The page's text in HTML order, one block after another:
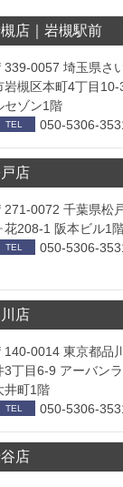
店｜岩槻駅前
339-0057 埼玉県さ
岩槻区本町4丁目10-
セゾン1階
TEL 050-5306-
店
271-0072 千葉県松
花208-1 阪本ビル1
TEL 050-5306-
店
140-0014 東京都品
3丁目6-9 アーバン
井町1階
TEL 050-5306-
店